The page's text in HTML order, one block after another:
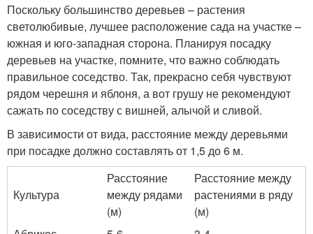
Поскольку большинство деревьев – растения
светолюбивые, лучшее расположение сада на участке –
южная и юго-западная сторона. Планируя посадку
деревьев на участке, помните, что важно соблюдать
правильное соседство. Так, прекрасно себя чувствуют
рядом черешня и яблоня, а вот грушу не рекомендуют
сажать по соседству с вишней, алычой и сливой.
В зависимости от вида, расстояние между деревьями
при посадке должно составлять от 1,5 до 6 м.
Культура
Расстояние
между рядами
(м)
Расстояние между
растениями в ряду
(м)